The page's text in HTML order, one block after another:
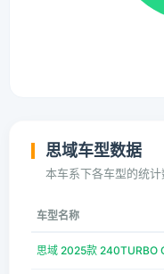
思域车型数据
本车系下各车型的统计
车型名称
思域 2025款 240TURBO